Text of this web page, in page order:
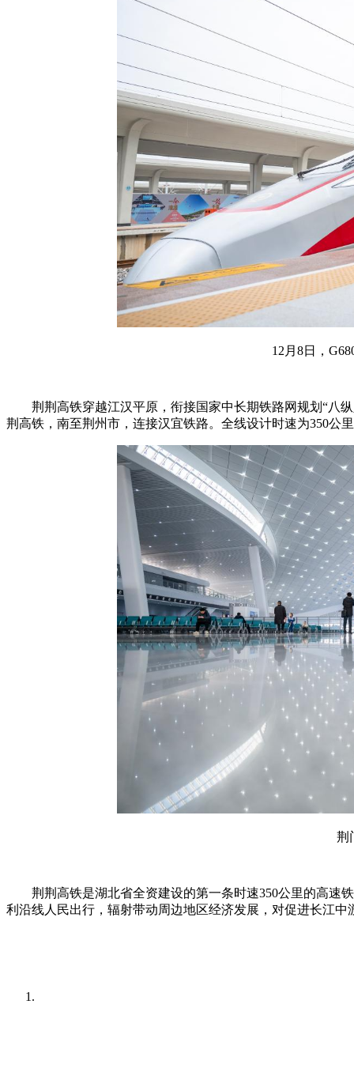
12月8日，
荆荆高铁穿越江汉平原，衔接国家中长期铁路网规划“八纵
荆高铁，南至荆州市，连接汉宜铁路。全线设计时速为350公
荆
荆荆高铁是湖北省全资建设的第一条时速350公里的高速
利沿线人民出行，辐射带动周边地区经济发展，对促进长江